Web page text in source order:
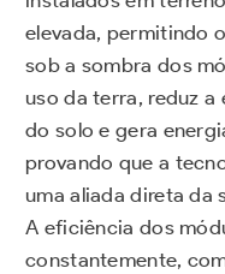
elevada, permitindo
sob a sombra dos
uso da terra, reduz
do solo e gera
provando que a
uma aliada direta da
A eficiência dos
constantemente,